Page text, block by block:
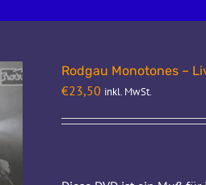
Rodgau Monotones –
€23,50 inkl. MwSt.